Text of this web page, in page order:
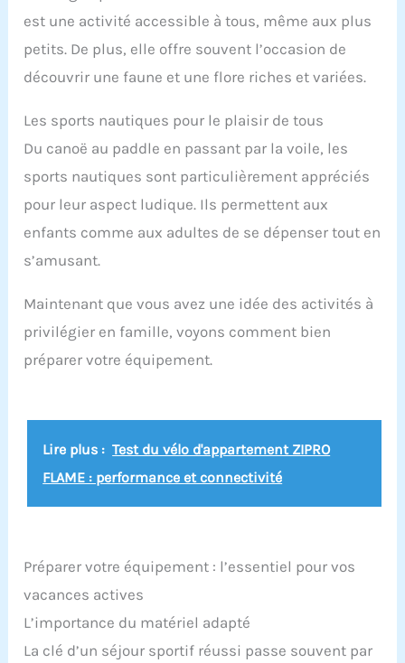
est une activité accessible à tous, même aux plus
petits. De plus, elle offre souvent l’occasion de
découvrir une faune et une flore riches et variées.
Les sports nautiques pour le plaisir de tous
Du canoë au paddle en passant par la voile, les
sports nautiques sont particulièrement appréciés
pour leur aspect ludique. Ils permettent aux
enfants comme aux adultes de se dépenser tout en
s’amusant.
Maintenant que vous avez une idée des activités à
privilégier en famille, voyons comment bien
préparer votre équipement.
Lire plus : Test du vélo d'appartement ZIPRO
FLAME : performance et connectivité
Préparer votre équipement : l’essentiel pour vos
vacances actives
L’importance du matériel adapté
La clé d’un séjour sportif réussi passe souvent par